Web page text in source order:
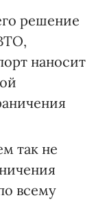
решение
наносит
так не
всему